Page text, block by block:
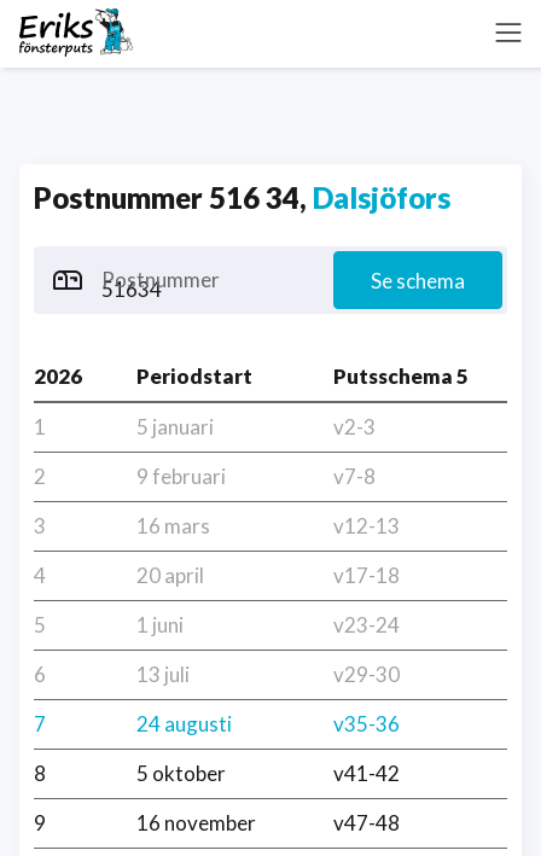
Postnummer 516 34, Dalsjöfors
Postnummer Se schema
2026 Periodstart
Putsschema 5
1
5 januari
v2-3
2
9 februari
v7-8
3
16 mars
v12-13
4
20 april
v17-18
5
1 juni
v23-24
6
13 juli
v29-30
7
24 augusti
v35-36
8
5 oktober
v41-42
9
16 november v47-48